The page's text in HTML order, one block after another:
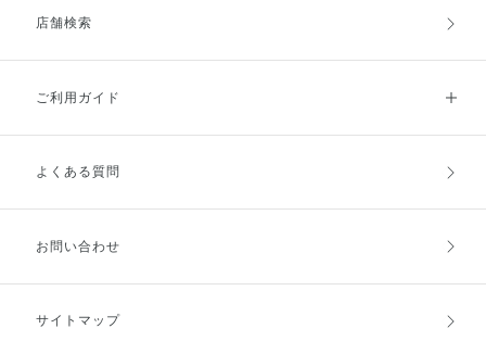
店舗検索
ご利用ガイド
ご利用ガイドトップ
お支払方法
キャンセル・返品・交換
よくある質問
お問い合わせ
サイトマップ